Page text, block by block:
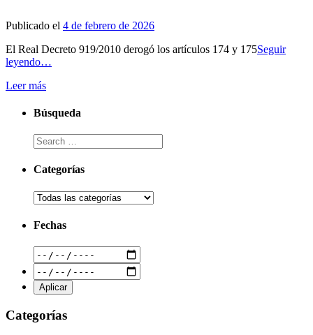
Publicado el 4 de febrero de 2026
El Real Decreto 919/2010 derogó los artículos 174 y 175Seguir
leyendo…
Leer más
Búsqueda
Categorías
Fechas
Categorías